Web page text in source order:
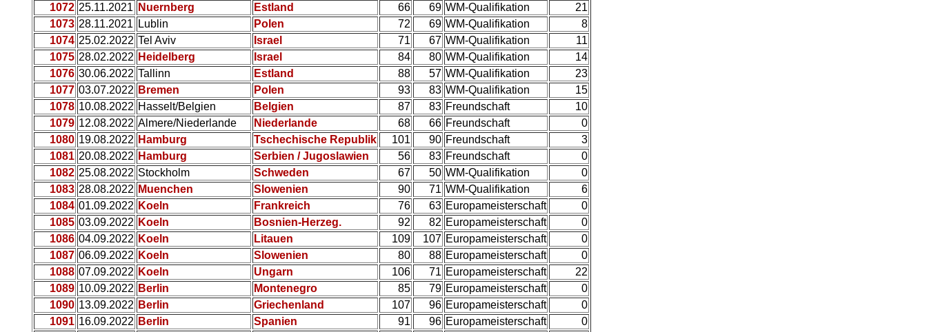
1072 25.11.2021 Nuernberg Estland 66 69 WM-Qualifikation
21
1073 28.11.2021 Lublin Polen 72 69 WM-Qualifikation
8
1074 25.02.2022 Tel Aviv Israel 71 67 WM-Qualifikation
11
1075 28.02.2022 Heidelberg Israel 84 80 WM-Qualifikation
14
1076 30.06.2022 Tallinn Estland 88 57 WM-Qualifikation
23
1077 03.07.2022 Bremen Polen 93 83 WM-Qualifikation
15
1078 10.08.2022 Hasselt/Belgien Belgien 87 83 Freundschaft
10
1079 12.08.2022 Almere/Niederlande Niederlande 68 66 Freundschaft
0
1080 19.08.2022 Hamburg Tschechische Republik 101 90 Freundschaft
3
1081 20.08.2022 Hamburg Serbien / Jugoslawien 56 83 Freundschaft
0
1082 25.08.2022 Stockholm Schweden 67 50 WM-Qualifikation
0
1083 28.08.2022 Muenchen Slowenien 90 71 WM-Qualifikation
6
1084 01.09.2022 Koeln Frankreich 76 63 Europameisterschaft
0
1085 03.09.2022 Koeln Bosnien-Herzeg. 92 82 Europameisterschaft
0
1086 04.09.2022 Koeln Litauen 109 107 Europameisterschaft
0
1087 06.09.2022 Koeln Slowenien 80 88 Europameisterschaft
0
1088 07.09.2022 Koeln Ungarn 106 71 Europameisterschaft
22
1089 10.09.2022 Berlin Montenegro 85 79 Europameisterschaft
0
1090 13.09.2022 Berlin Griechenland 107 96 Europameisterschaft
0
1091 16.09.2022 Berlin Spanien 91 96 Europameisterschaft
0